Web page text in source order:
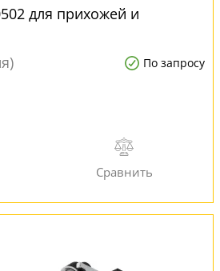
для прихожей и
По запросу